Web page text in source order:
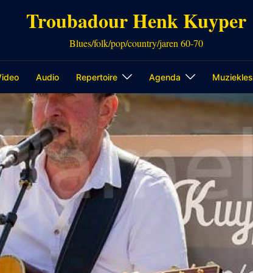
Troubadour Henk Kuyper
Blues/folk/pop/country/jaren 60-70
Audio Repertoire Agenda Muziekles